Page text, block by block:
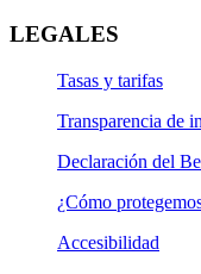
LEGALES
Tasas y tarifas
Transparencia de
Declaración del
¿Cómo
Accesibilidad